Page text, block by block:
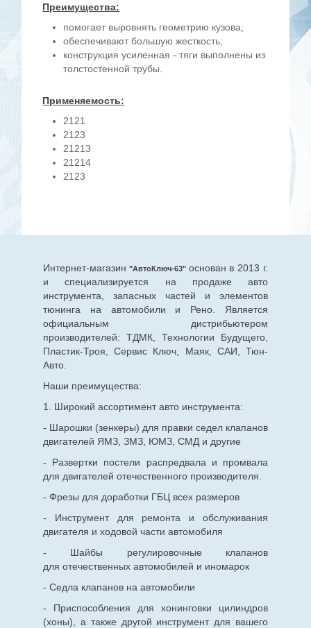
Преимущества:
помогает выровнять геометрию кузова;
обеспечивают большую жесткость;
конструкция усиленная - тяги выполнены из
толстостенной трубы.
Применяемость:
2121
2123
21213
21214
2123
Интернет-магазин "АвтоКлюч-63" основан в 2013 г.
и специализируется на продаже авто
инструмента, запасных частей и элементов
тюнинга на автомобили и Рено. Является
официальным дистрибьютером
производителей: ТДМК, Технологии Будущего,
Пластик-Троя, Сервис Ключ, Маяк, САИ, Тюн-
Авто.
Наши преимущества:
1. Широкий ассортимент авто инструмента:
- Шарошки (зенкеры) для правки седел клапанов
двигателей ЯМЗ, ЗМЗ, ЮМЗ, СМД и другие
- Развертки постели распредвала и промвала
для двигателей отечественного производителя.
- Фрезы для доработки ГБЦ всех размеров
- Инструмент для ремонта и обслуживания
двигателя и ходовой части автомобиля
- Шайбы регулировочные клапанов
для отечественныхавтомобилей и иномарок
- Седла клапанов на автомобили
- Приспособления для хонинговки цилиндров
(хоны), а также другой инструмент для вашего